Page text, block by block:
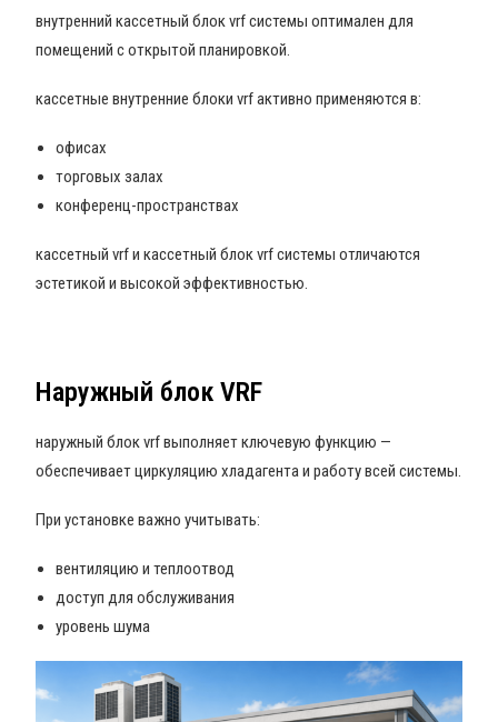
внутренний кассетный блок vrf системы оптимален для
помещений с открытой планировкой.
кассетные внутренние блоки vrf активно применяются в:
офисах
торговых залах
конференц-пространствах
кассетный vrf и кассетный блок vrf системы отличаются
эстетикой и высокой эффективностью.
Наружный блок VRF
наружный блок vrf выполняет ключевую функцию —
обеспечивает циркуляцию хладагента и работу всей системы.
При установке важно учитывать:
вентиляцию и теплоотвод
доступ для обслуживания
уровень шума